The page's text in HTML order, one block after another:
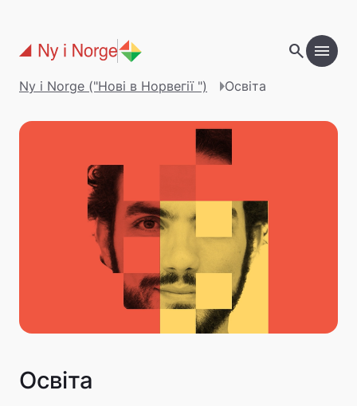
search menu
Ny i Norge ("Нові в Норвегії ") Освіта
Освіта